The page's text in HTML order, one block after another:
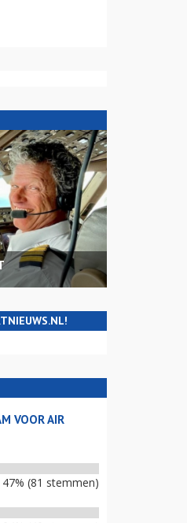
VOOR AIR
47% (81 stemmen)